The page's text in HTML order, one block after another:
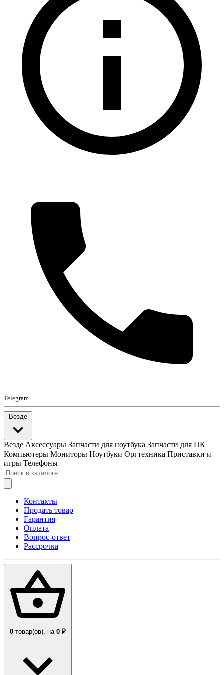
Telegram
Везде
Везде Аксессуары Запчасти для ноутбука Запчасти для ПК
Компьютеры Мониторы Ноутбуки Оргтехника Приставки и
игры Телефоны
Контакты
Продать товар
Гарантия
Оплата
Вопрос-ответ
Рассрочка
0 товар(ов), на 0 ₽